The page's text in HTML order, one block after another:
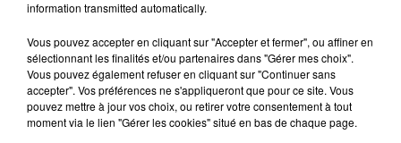
information transmitted automatically.
Vous pouvez accepter en cliquant sur "Accepter et fermer", ou affiner en
sélectionnant les finalités et/ou partenaires dans "Gérer mes choix".
Vous pouvez également refuser en cliquant sur "Continuer sans
accepter". Vos préférences ne s'appliqueront que pour ce site. Vous
pouvez mettre à jour vos choix, ou retirer votre consentement à tout
moment via le lien "Gérer les cookies" situé en bas de chaque page.